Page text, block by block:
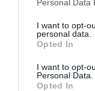
Personal Data
I want to opt-
personal data.
Opted In
I want to opt-
Personal Data.
Opted In
Servizio Fotocopiatrice
Per i nostri ospiti a
panoramici con vista
Servizi a
Transfer da/per
Giardino
Terrazza